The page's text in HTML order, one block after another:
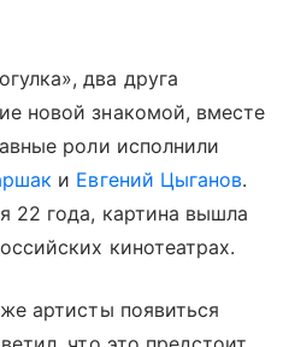
два друга
новой знакомой, вместе
роли исполнили
и Евгений Цыганов.
22 года, картина вышла
кинотеатрах.
артисты появиться